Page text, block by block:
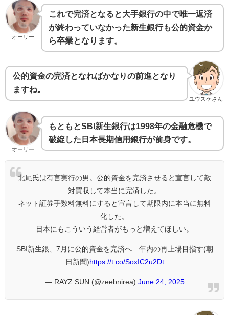
オーリー
これで完済となると大手銀行の中で唯一返済
が終わっていなかった新生銀行も公的資金か
ら卒業となります。
ユウスケさん
公的資金の完済となればかなりの前進となり
ますね。
オーリー
もともとSBI新生銀行は1998年の金融危機で
破綻した日本長期信用銀行が前身です。
北尾氏は有言実行の男。公的資金を完済させると宣言して敵
対買収して本当に完済した。
ネット証券手数料無料にすると宣言して期限内に本当に無料
化した。
日本にもこういう経営者がもっと増えてほしい。
SBI新生銀、7月に公的資金を完済へ 年内の再上場目指す(朝
日新聞)https://t.co/SoxIC2u2Dt
— RAYZ SUN (@zeebnirea) June 24, 2025